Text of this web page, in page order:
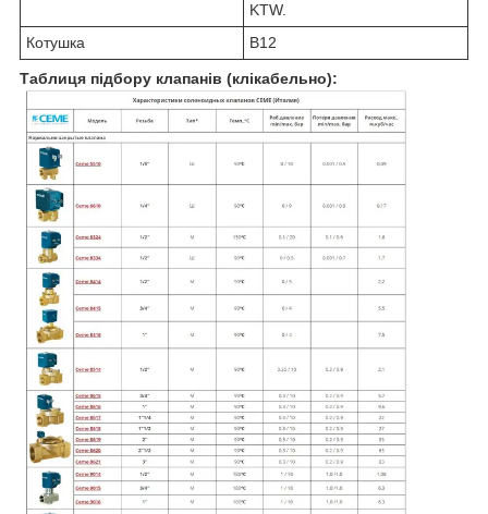
KTW.
Котушка
В12
Таблиця підбору клапанів (клікабельно):